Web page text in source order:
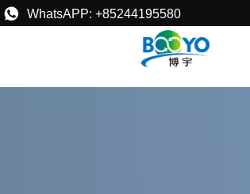
 WhatsAPP: +85244195580